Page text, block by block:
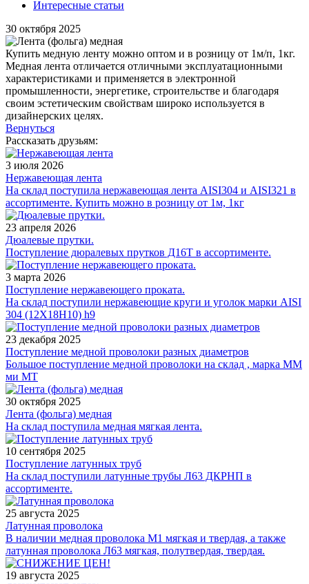
Интересные статьи
30 октября 2025
Купить медную ленту можно оптом и в розницу от 1м/п, 1кг.
Медная лента отличается отличными эксплуатационными
характеристиками и применяется в электронной
промышленности, энергетике, строительстве и благодаря
своим эстетическим свойствам широко используется в
дизайнерских целях.
Вернуться
Рассказать друзьям:
3 июля 2026
Нержавеющая лента
На склад поступила нержавеющая лента AISI304 и AISI321 в
ассортименте. Купить можно в розницу от 1м, 1кг
23 апреля 2026
Дюалевые прутки.
Поступление дюралевых прутков Д16Т в ассортименте.
3 марта 2026
Поступление нержавеющего проката.
На склад поступили нержавеющие круги и уголок марки AISI
304 (12Х18Н10) h9
23 декабря 2025
Поступление медной проволоки разных диаметров
Большое поступление медной проволоки на склад , марка ММ
ми МТ
30 октября 2025
Лента (фольга) медная
На склад поступила медная мягкая лента.
10 сентября 2025
Поступление латунных труб
На склад поступили латунные трубы Л63 ДКРНП в
ассортименте.
25 августа 2025
Латунная проволока
В наличии медная проволока М1 мягкая и твердая, а также
латунная проволока Л63 мягкая, полутвердая, твердая.
19 августа 2025